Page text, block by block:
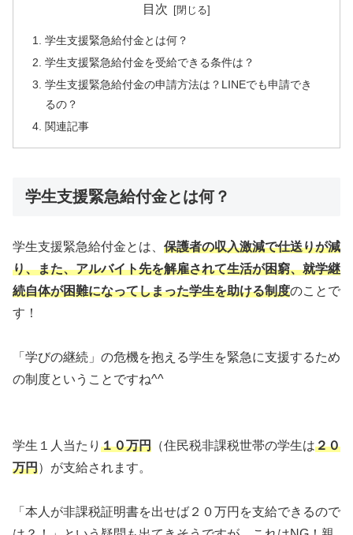
目次
学生支援緊急給付金とは何？
学生支援緊急給付金を受給できる条件は？
学生支援緊急給付金の申請方法は？LINEでも申請でき
るの？
関連記事
学生支援緊急給付金とは何？
学生支援緊急給付金とは、 保護者の収入激減で仕送りが減
り、また、アルバイト先を解雇されて生活が困窮、就学継
続自体が困難になってしまった学生を助ける制度のことで
す！
「学びの継続」の危機を抱える学生を緊急に支援するため
の制度ということですね^^
学生１人当たり １０万円 （住民税非課税世帯の学生は２０
万円）が支給されます。
「本人が非課税証明書を出せば２０万円を支給できるので